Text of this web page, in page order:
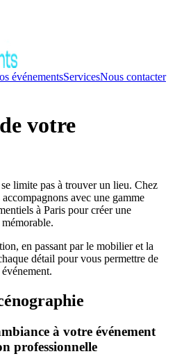
événementsServicesNous contacter
votre
limite pas à trouver un lieu. Chez
avec une gamme
à Paris pour créer une
en passant par le mobilier et la
détail pour vous permettre de
à votre événement
professionnelle